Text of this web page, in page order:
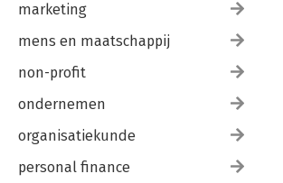
marketing
mens en maatschappij
non-profit
ondernemen
organisatiekunde
personal finance